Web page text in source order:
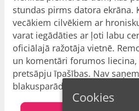
stundas pirms datora ekrāna.
vecākiem cilvēkiem ar
varat iegādāties ar ļoti labu
oficiālajā ražotāja vietnē.
un komentāri forumos
pretsāpju īpašības. Nav
blakusparādībām.
Cookies